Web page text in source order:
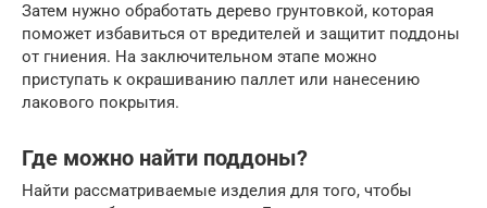
Затем нужно обработать дерево грунтовкой, которая
поможет избавиться от вредителей и защитит поддоны
от гниения. На заключительном этапе можно
приступать к окрашиванию паллет или нанесению
лакового покрытия.
Где можно найти поддоны?
Найти рассматриваемые изделия для того, чтобы